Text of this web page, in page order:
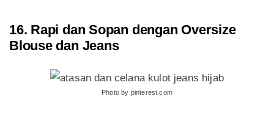
16. Rapi dan Sopan dengan Oversize
Blouse dan Jeans
Photo by pinterest.com